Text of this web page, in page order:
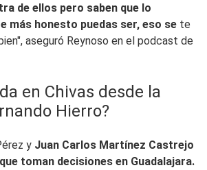
de ellos pero saben que lo
más honesto puedas ser, eso se te
aseguró Reynoso en el podcast de
en Chivas desde la
Hierro?
y Juan Carlos Martínez Castrejo
toman decisiones en Guadalajara.